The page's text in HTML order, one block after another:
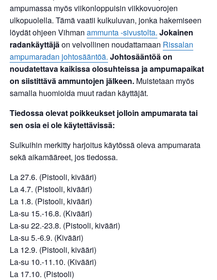
ampumassa myös viikonloppuisin viikkovuorojen
ulkopuolella. Tämä vaatii kulkuluvan, jonka hakemiseen
löydät ohjeen Vihman ammunta -sivustolta. Jokainen
radankäyttäjäon velvollinen noudattamaan Rissalan
ampumaradan johtosääntöä. Johtosääntöä on
noudatettava kaikissa olosuhteissa ja ampumapaikat
on siistittävä ammuntojen jälkeen. Muistetaan myös
samalla huomioida muut radan käyttäjät.
Tiedossa olevat poikkeukset jolloin ampumarata tai
sen osia ei ole käytettävissä:
Sulkuihin merkitty harjoitus käytössä oleva ampumarata
sekä aikamääreet, jos tiedossa.
La 27.6. (Pistooli, kivääri)
La 4.7. (Pistooli, kivääri)
La 1.8. (Pistooli, kivääri)
La-su 15.-16.8. (Kivääri)
La-su 22.-23.8. (Pistooli, kivääri)
La-su 5.-6.9. (Kivääri)
La 12.9. (Pistooli, kivääri)
La-su 10.-11.10. (Kivääri)
La 17.10. (Pistooli)